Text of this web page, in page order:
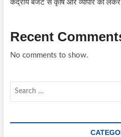
केंद्रीय बजट से कृषि और व्यापार को लेकर
Recent
No comments to show.